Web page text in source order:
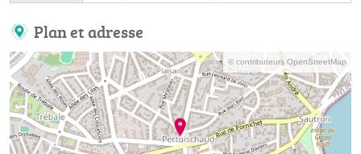
Plan et adresse
© contributeurs OpenStreetMap